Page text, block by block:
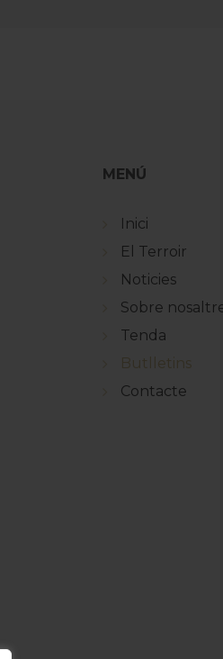
MENÚ
Inici
El Terroir
Noticies
Sobre
Tenda
Butlletins
Contacte